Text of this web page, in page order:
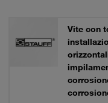
Vite con